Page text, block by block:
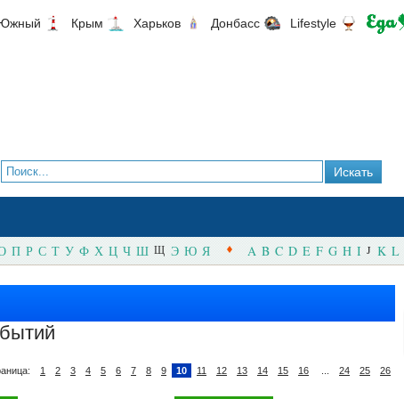
Крым Харьков Донбасс Lifestyle
П Р С Т У Ф Х Ц Ч Ш Щ Э Ю Я A B C D E F G H I J K L
1 2 3 4 5 6 7 8 9 10 11 12 13 14 15 16 24 25 26